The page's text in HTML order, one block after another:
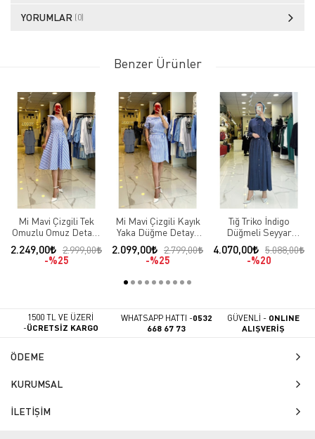
YORUMLAR (0)
Benzer Ürünler
Mi Mavi Çizgili Tek
Omuzlu Omuz Detaylı
Elbise
2.249,00
2.999,00
%25
Mi Mavi Çizgili Kayık
Yaka Düğme Detaylı
Kuşaklı Elbise
2.099,00
2.799,00
%25
Tığ Triko İndigo
Düğmeli Seyyar
Kuşaklı Fermuar
Detaylı Cepli Elbise
4.070,00
5.088,00
%20
1500 TL VE ÜZERİ
-ÜCRETSİZ KARGO
WHATSAPP HATTI -0532
668 67 73
GÜVENLİ - ONLINE
ALIŞVERİŞ
ÖDEME
KURUMSAL
İLETİŞİM